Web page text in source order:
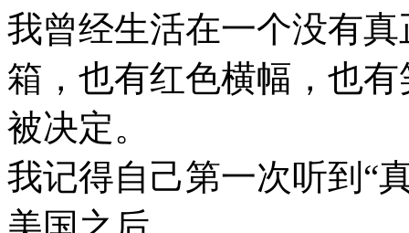
我曾经生活在一个没有
箱，也有红色横幅，也
被决定。
我记得自己第一次听到“